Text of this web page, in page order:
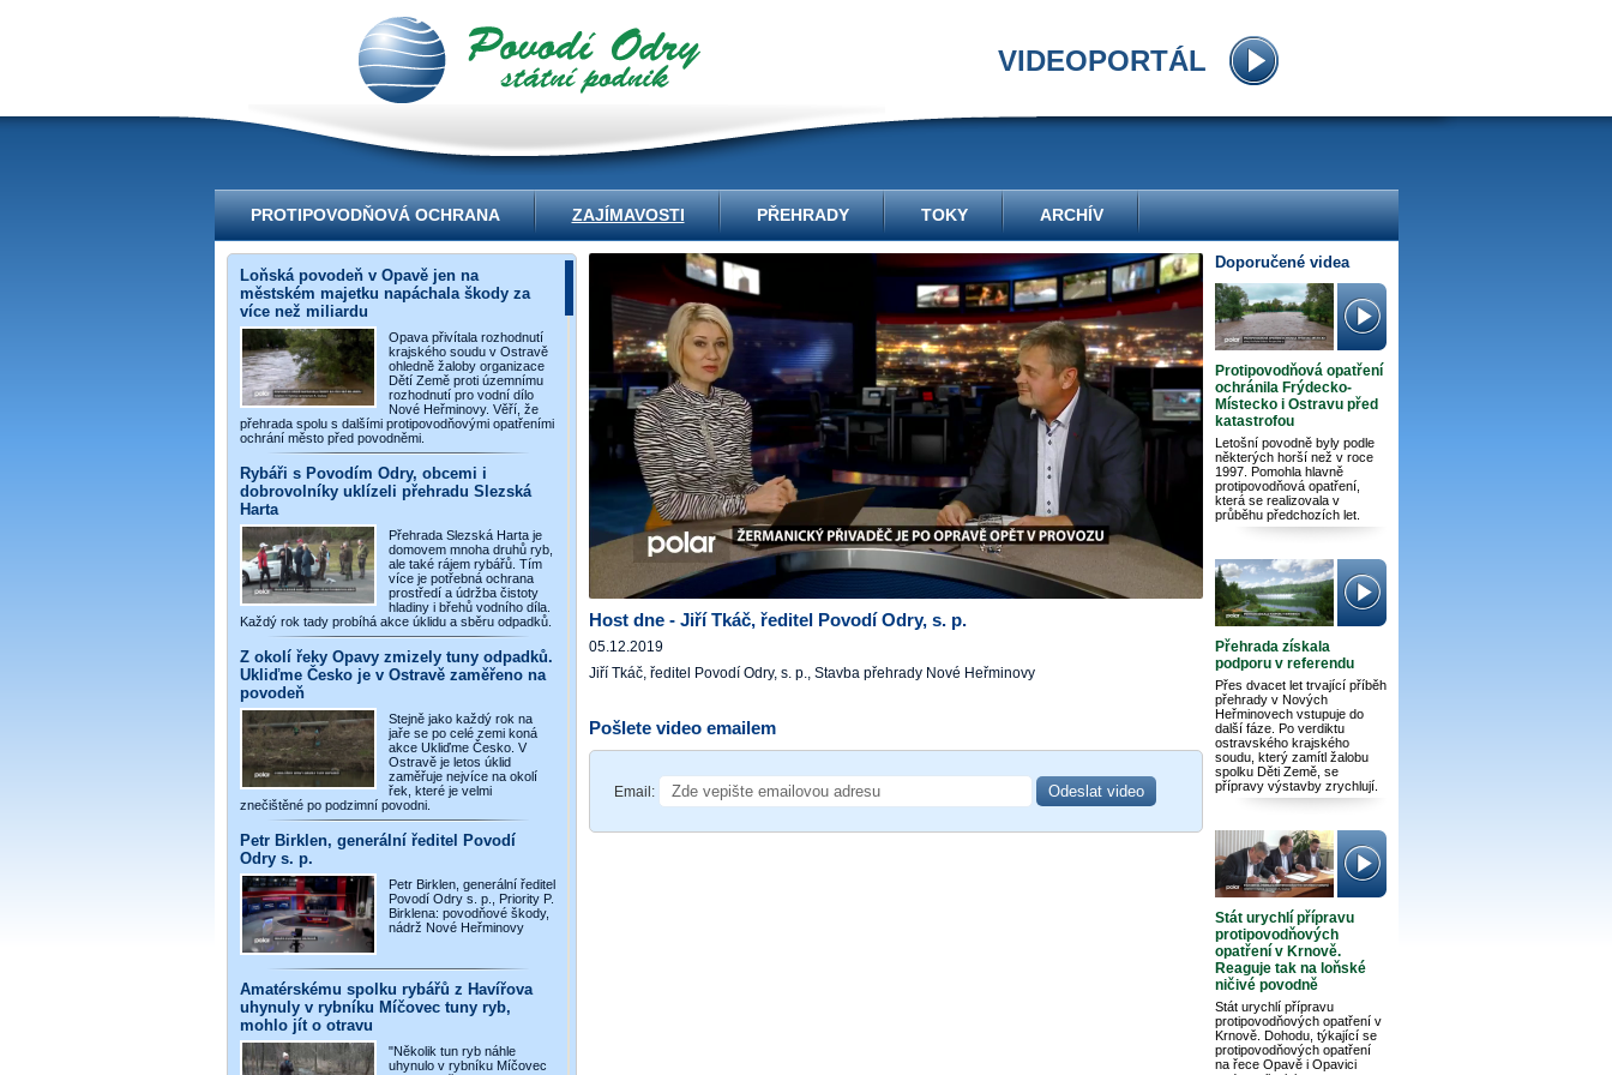
VIDEOPORTÁL
PROTIPOVODŇOVÁ OCHRANA ZAJÍMAVOSTI PŘEHRADY TOKY ARCHÍV
Loňská povodeň v Opavě jen na
městském majetku napáchala škody za
více než miliardu
Opava přivítala rozhodnutí
krajského soudu v Ostravě
ohledně žaloby organizace
Dětí Země proti územnímu
rozhodnutí pro vodní dílo
Nové Heřminovy. Věří, že
přehrada spolu s dalšími protipovodňovými opatřeními
ochrání město před povodněmi.
Rybáři s Povodím Odry, obcemi i
dobrovolníky uklízeli přehradu Slezská
Harta
Přehrada Slezská Harta je
domovem mnoha druhů ryb,
ale také rájem rybářů. Tím
více je potřebná ochrana
prostředí a údržba čistoty
hladiny i břehů vodního díla.
Každý rok tady probíhá akce úklidu a sběru odpadků.
Z okolí řeky Opavy zmizely tuny odpadků.
Ukliďme Česko je v Ostravě zaměřeno na
povodeň
Stejně jako každý rok na
jaře se po celé zemi koná
akce Ukliďme Česko. V
Ostravě je letos úklid
zaměřuje nejvíce na okolí
řek, které je velmi
znečištěné po podzimní povodni.
Petr Birklen, generální ředitel Povodí
Odry s. p.
Petr Birklen, generální ředitel
Povodí Odry s. p., Priority P.
Birklena: povodňové škody,
nádrž Nové Heřminovy
Amatérskému spolku rybářů z Havířova
uhynuly v rybníku Míčovec tuny ryb,
mohlo jít o otravu
"Několik tun ryb náhle
uhynulo v rybníku Míčovec
Host dne - Jiří Tkáč, ředitel Povodí Odry, s. p.
05.12.2019
Jiří Tkáč, ředitel Povodí Odry, s. p., Stavba přehrady Nové Heřminovy
Pošlete video emailem
Email:
Doporučené videa
Protipovodňová opatření
ochránila Frýdecko-
Místecko i Ostravu před
katastrofou
Letošní povodně byly podle
některých horší než v roce
1997. Pomohla hlavně
protipovodňová opatření,
která se realizovala v
průběhu předchozích let.
Přehrada získala
podporu v referendu
Přes dvacet let trvající příběh
přehrady v Nových
Heřminovech vstupuje do
další fáze. Po verdiktu
ostravského krajského
soudu, který zamítl žalobu
spolku Děti Země, se
přípravy výstavby zrychlují.
Stát urychlí přípravu
protipovodňových
opatření v Krnově.
Reaguje tak na loňské
ničivé povodně
Stát urychlí přípravu
protipovodňových opatření v
Krnově. Dohodu, týkající se
protipovodňových opatření
na řece Opavě i Opavici